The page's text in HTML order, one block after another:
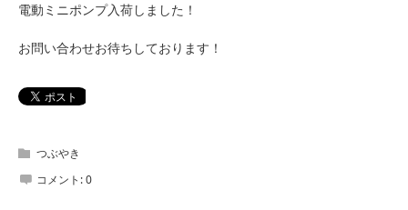
電動ミニポンプ入荷しました！
お問い合わせお待ちしております！
つぶやき
コメント:0